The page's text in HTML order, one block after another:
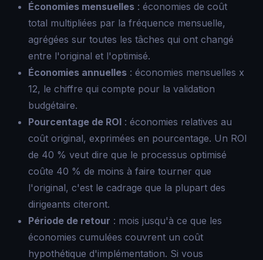
Économies mensuelles : économies de coût
total multipliées par la fréquence mensuelle,
agrégées sur toutes les tâches qui ont changé
entre l'original et l'optimisé.
Économies annuelles : économies mensuelles x
12, le chiffre qui compte pour la validation
budgétaire.
Pourcentage de ROI : économies relatives au
coût original, exprimées en pourcentage. Un ROI
de 40 % veut dire que le processus optimisé
coûte 40 % de moins à faire tourner que
l'original, c'est le cadrage que la plupart des
dirigeants citeront.
Période de retour : mois jusqu'à ce que les
économies cumulées couvrent un coût
hypothétique d'implémentation. Si vous